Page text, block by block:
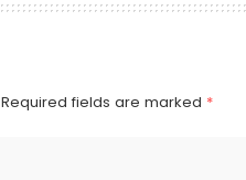
Required fields are marked *